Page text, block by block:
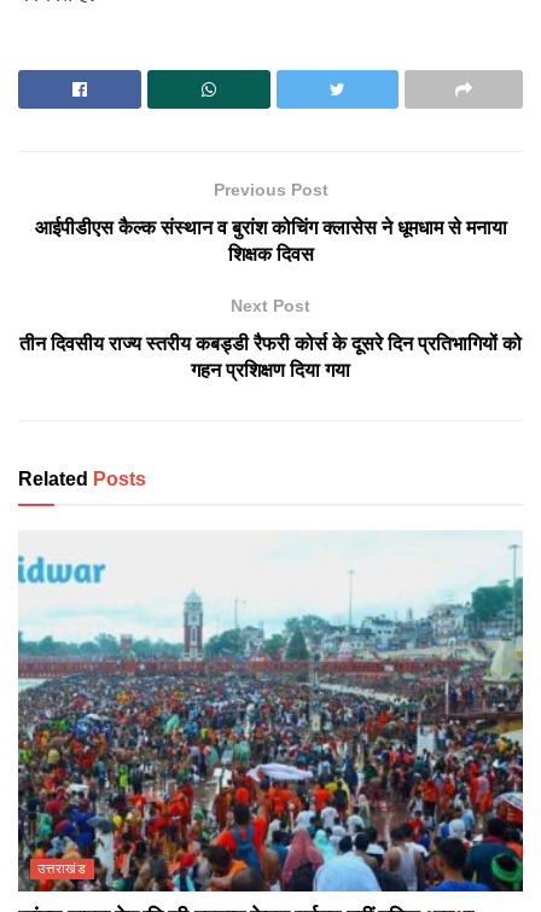
Previous Post
आईपीडीएस कैल्क संस्थान व बुरांश कोचिंग क्लासेस ने धूमधाम से मनाया
शिक्षक दिवस
Next Post
तीन दिवसीय राज्य स्तरीय कबड्डी रैफरी कोर्स के दूसरे दिन प्रतिभागियों को
गहन प्रशिक्षण दिया गया
Related Posts
उत्तराखंड